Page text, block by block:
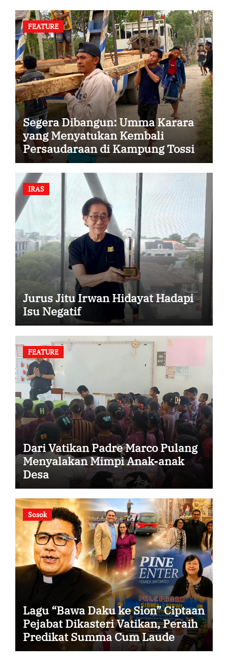
FEATURE
Segera Dibangun: Umma Karara
yang Menyatukan Kembali
Persaudaraan di Kampung Tossi
IRAS
Jurus Jitu Irwan Hidayat Hadapi
Isu Negatif
FEATURE
Dari Vatikan Padre Marco Pulang
Menyalakan Mimpi Anak-anak
Desa
Sosok
Lagu “Bawa Daku ke Sion” Ciptaan
Pejabat Dikasteri Vatikan, Peraih
Predikat Summa Cum Laude